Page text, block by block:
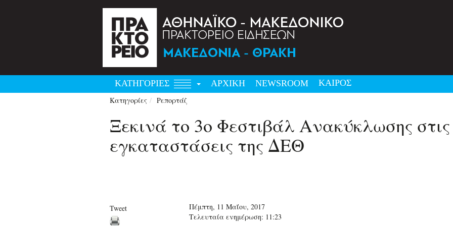
ΚΑΤΗΓΟΡΙΕΣ ΑΡΧΙΚΗ NEWSRΟΟΜ ΚΑΙΡΟΣ
Κατηγορίες Ρεπορτάζ
Ξεκινά το 3ο Φεστιβάλ Ανακύκλωσης στις
εγκαταστάσεις της ΔΕΘ
Tweet
Πέμπτη, 11 Μαΐου, 2017
Τελευταία ενημέρωση: 11:23